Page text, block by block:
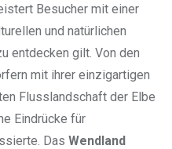
Besucher mit einer
und natürlichen
entdecken gilt. Von den
mit ihrer einzigartigen
Flusslandschaft der Elbe
Eindrücke für
Das Wendland